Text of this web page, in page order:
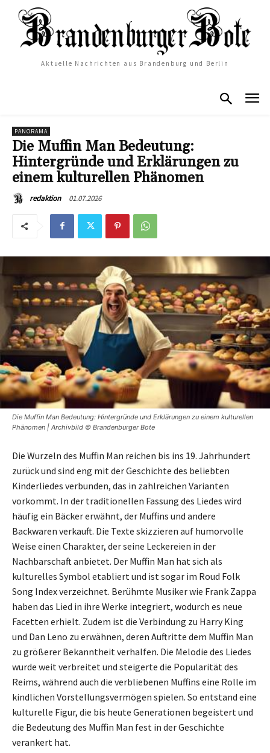
Aktuelle Nachrichten aus Brandenburg und Berlin
PANORAMA
Die Muffin Man Bedeutung:
Hintergründe und Erklärungen zu
einem kulturellen Phänomen
redaktion 01.07.2026
Die Muffin Man Bedeutung: Hintergründe und Erklärungen zu einem kulturellen
Phänomen | Archivbild © Brandenburger Bote
Die Wurzeln des Muffin Man reichen bis ins 19. Jahrhundert
zurück und sind eng mit der Geschichte des beliebten
Kinderliedes verbunden, das in zahlreichen Varianten
vorkommt. In der traditionellen Fassung des Liedes wird
häufig ein Bäcker erwähnt, der Muffins und andere
Backwaren verkauft. Die Texte skizzieren auf humorvolle
Weise einen Charakter, der seine Leckereien in der
Nachbarschaft anbietet. Der Muffin Man hat sich als
kulturelles Symbol etabliert und ist sogar im Roud Folk
Song Index verzeichnet. Berühmte Musiker wie Frank Zappa
haben das Lied in ihre Werke integriert, wodurch es neue
Facetten erhielt. Zudem ist die Verbindung zu Harry King
und Dan Leno zu erwähnen, deren Auftritte dem Muffin Man
zu größerer Bekanntheit verhalfen. Die Melodie des Liedes
wurde weit verbreitet und steigerte die Popularität des
Reims, während auch die verbliebenen Muffins eine Rolle im
kindlichen Vorstellungsvermögen spielen. So entstand eine
kulturelle Figur, die bis heute Generationen begeistert und
die Bedeutung des Muffin Man fest in der Geschichte
verankert hat.